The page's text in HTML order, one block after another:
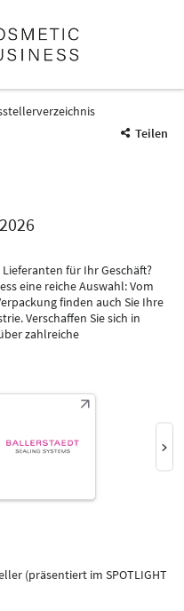
Teilen
für Ihr Geschäft?
eine reiche Auswahl: Vom
finden auch Sie Ihre
Verschaffen Sie sich in
zahlreiche
(präsentiert im SPOTLIGHT